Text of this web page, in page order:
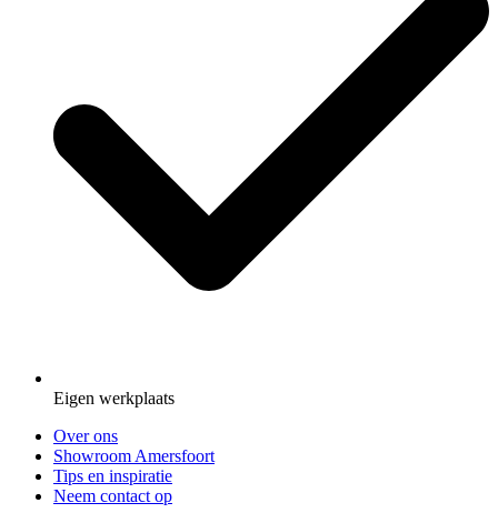
Eigen werkplaats
Over ons
Showroom Amersfoort
Tips en inspiratie
Neem contact op